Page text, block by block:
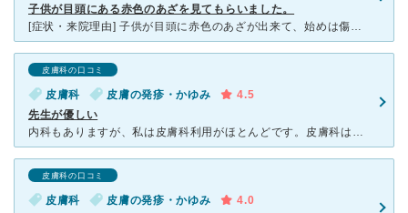
子供が目頭にある赤色のあざを見てもらいました。
[症状・来院理由] 子供が目頭に赤色のあざが出来て、始めは傷かなと思っていたら、自然には治らないあざの一種？でした。 [医師の診断・治療法] 0才の子供が赤い斑点のような物が目頭にでき、自然には
皮膚科の口コミ
皮膚科 皮膚の発疹・かゆみ
4.5
先生が優しい
内科もありますが、私は皮膚科利用がほとんどです。皮膚科は女医の先生で、物腰が柔らかく話しやすいので、気兼ねなく相談出来ます。そのため常に混雑しています。特に休日は朝から番をとらないと辛いくらい混んでい
皮膚科の口コミ
皮膚科 皮膚の発疹・かゆみ
4.0